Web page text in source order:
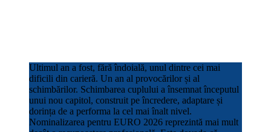
Ultimul an a fost, fără îndoială, unul dintre cei mai
dificili din carieră. Un an al provocărilor și al
schimbărilor. Schimbarea cuplului a însemnat începutul
unui nou capitol, construit pe încredere, adaptare și
dorința de a performa la cel mai înalt nivel.
Nominalizarea pentru EURO 2026 reprezintă mai mult